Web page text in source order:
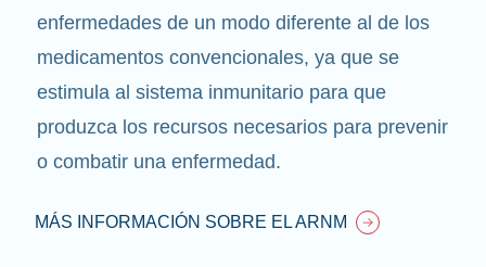
enfermedades de un modo diferente al de los
medicamentos convencionales, ya que se
estimula al sistema inmunitario para que
produzca los recursos necesarios para prevenir
o combatir una enfermedad.
MÁS INFORMACIÓN SOBRE EL ARNM